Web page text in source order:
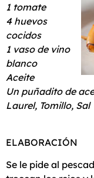
1 tomate
4 huevos
cocidos
1 vaso de vino
blanco
Aceite
Un puñadito de
Laurel, Tomillo, Sal
ELABORACIÓN
Se le pide al